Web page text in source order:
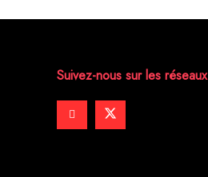
Suivez-nous sur les réseaux